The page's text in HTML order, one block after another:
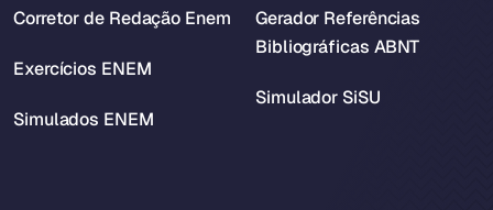
Corretor de Redação Enem
Exercícios ENEM
Simulados ENEM
Gerador Referências
Bibliográficas ABNT
Simulador SiSU